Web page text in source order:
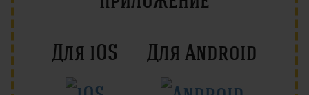
Для iOS Для Android